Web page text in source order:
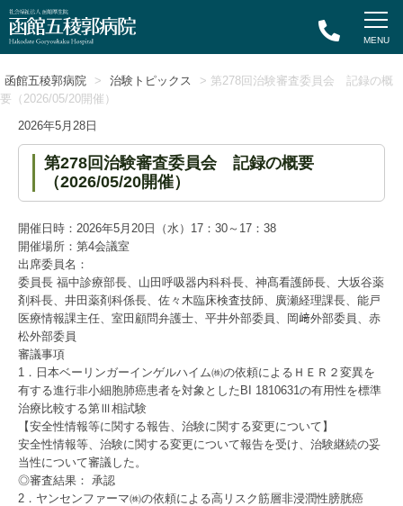
函館五稜郭病院 > 治験トピックス
> 第278回治験審査委員会 記録の概
要（2026/05/20開催）
2026年5月28日
第278回治験審査委員会 記録の概要
（2026/05/20開催）
開催日時：2026年5月20日（水）17：30～17：38
開催場所：第4会議室
出席委員名：
委員長 福中診療部長、山田呼吸器内科科長、神髙看護師長、大坂谷薬
剤科長、井田薬剤科係長、佐々木臨床検査技師、廣瀬経理課長、能戸
医療情報課主任、室田顧問弁護士、平井外部委員、岡﨑外部委員、赤
松外部委員
審議事項
1．日本ベーリンガーインゲルハイム㈱の依頼によるＨＥＲ２変異を
有する進行非小細胞肺癌患者を対象としたBI 1810631の有用性を標準
治療比較する第Ⅲ相試験
【安全性情報等に関する報告、治験に関する変更について】
安全性情報等、治験に関する変更について報告を受け、治験継続の妥
当性について審議した。
◎審査結果： 承認
2．ヤンセンファーマ㈱の依頼による高リスク筋層非浸潤性膀胱癌